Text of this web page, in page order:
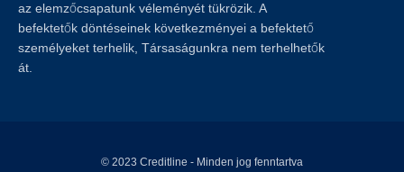
az elemzőcsapatunk véleményét tükrözik. A
befektetők döntéseinek következményei a befektető
személyeket terhelik, Társaságunkra nem terhelhetők
át.
© 2023 Creditline - Minden jog fenntartva